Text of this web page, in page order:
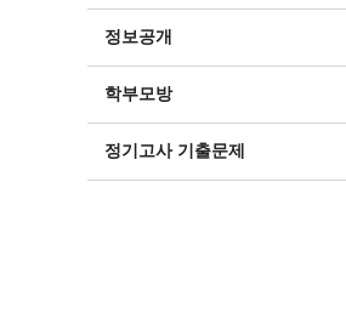
정보공개
학부모방
정기고사 기출문제